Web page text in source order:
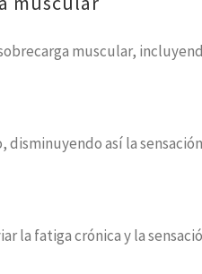
muscular,
disminuyendo así la
la fatiga crónica y la